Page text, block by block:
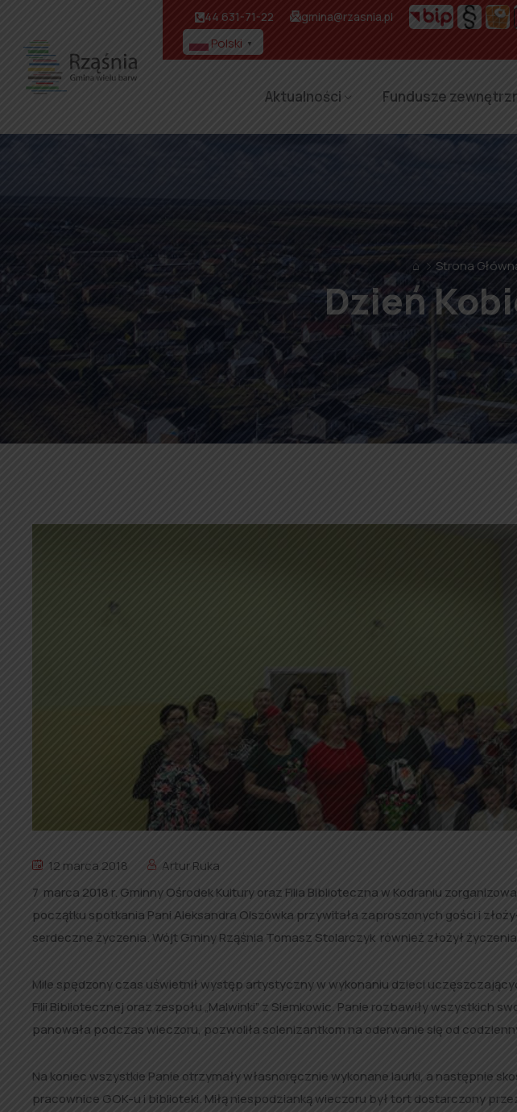
44 631-71-22 gmina@rzasnia.pl
Polski ▼
Aktualności Fundusze
⌂ Strona
Dzień
12 marca 2018
Artur Ruka
7 marca 2018 r. Gminny Ośrodek Kultury oraz Filia Biblioteczna w Kodraniu
początku spotkania Pani Aleksandra Olszówka przywitała zaproszonych gości i
serdeczne życzenia. Wójt Gminy Rząśnia Tomasz Stolarczyk również złożył
Mile spędzony czas uświetnił występ artystyczny w wykonaniu dzieci
Filii Bibliotecznej oraz zespołu „Malwinki” z Siemkowic. Panie rozbawiły wszystkich
panowała podczas wieczoru, pozwoliła solenizantkom na oderwanie się od
Na koniec wszystkie Panie otrzymały własnoręcznie wykonane laurki, a następnie
pracownice GOK-u i biblioteki. Miłą niespodzianką wieczoru był tort dostarczony